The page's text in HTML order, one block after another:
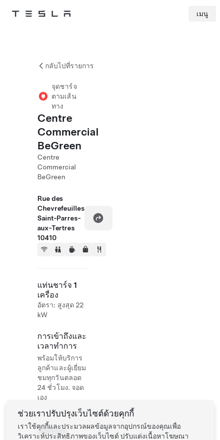
Tesla เมนู
กลับไปที่รายการ
จุดชาร์จ
ตามเส้น
ทาง
Centre
Commercial
BeGreen
Centre
Commercial
BeGreen
Rue des
Chevrefeuilles
Saint-Parres-
aux-Tertres
10410
แท่นชาร์จ 1
เครื่อง
อัตรา: สูงสุด 22
kW
การเข้าถึงและ
เวลาทำการ
พร้อมให้บริการ
ลูกค้าและผู้เยี่ยม
ชมทุกวันตลอด
24 ชั่วโมง. จอด
เอง
Website
ช่วยเราปรับปรุงเว็บไซต์ด้วยคุกกี้
เราใช้คุกกี้และประมวลผลข้อมูลจากอุปกรณ์ของคุณเพื่อ
วิเคราะห์ประสิทธิภาพของเว็บไซต์ ปรับแต่งเนื้อหาโฆษณา